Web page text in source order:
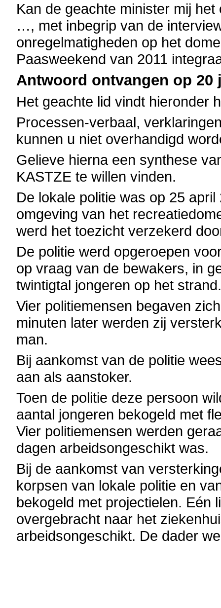
Kan de geachte minister mij
…, met inbegrip van de
onregelmatigheden op het
Paasweekend van 2011
Antwoord ontvangen op 20
Het geachte lid vindt hieronder
Processen-verbaal,
kunnen u niet overhandigd
Gelieve hierna een synthese
KASTZE te willen vinden.
De lokale politie was op 25
omgeving van het
werd het toezicht verzekerd
De politie werd opgeroepen
op vraag van de bewakers, in
twintigtal jongeren op het
Vier politiemensen begaven
minuten later werden zij
man.
Bij aankomst van de politie
aan als aanstoker.
Toen de politie deze persoon
aantal jongeren bekogeld met
Vier politiemensen werden
dagen arbeidsongeschikt was.
Bij de aankomst van
korpsen van lokale politie en
bekogeld met projectielen. Eén
overgebracht naar het
arbeidsongeschikt. De dader